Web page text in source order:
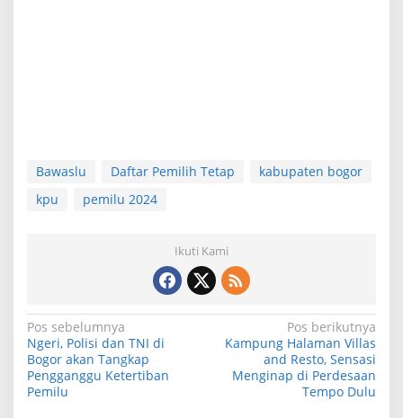
Bawaslu Daftar Pemilih Tetap
kabupaten bogor
kpu
pemilu 2024
Ikuti Kami
N
a
v
Pos sebelumnya
Ngeri, Polisi dan TNI di
Bogor akan Tangkap
Pengganggu Ketertiban
Pemilu
Pos berikutnya
Kampung Halaman Villas
and Resto, Sensasi
Menginap di Perdesaan
Tempo Dulu